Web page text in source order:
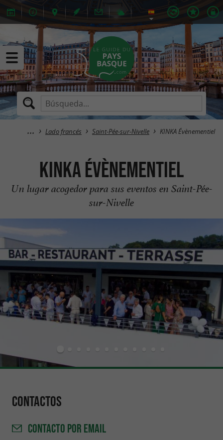
Lado francés Saint-Pée-sur-Nivelle KINKA Évènementiel
KINKA Évènementiel
Un lugar acogedor para sus eventos en Saint-Pée-
sur-Nivelle
Contactos
CONTACTO POR EMAIL